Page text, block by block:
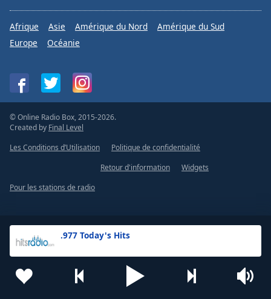
.977 Today's Hits
Afrique Asie Amérique du Nord
Amérique du Sud
Europe
Océanie
© Online Radio Box, 2015-2026.
Created by Final Level
Les Conditions d’Utilisation
Politique de confidentialité
Retour d'information
Widgets
Pour les stations de radio